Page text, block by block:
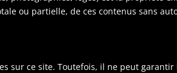
ou partielle, de ces contenus sans
sur ce site. Toutefois, il ne peut